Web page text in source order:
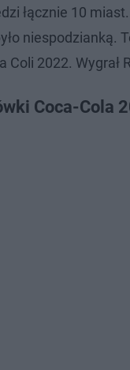
łącznie 10
niespodzianką.
2022. Wygrał
Coca-Cola